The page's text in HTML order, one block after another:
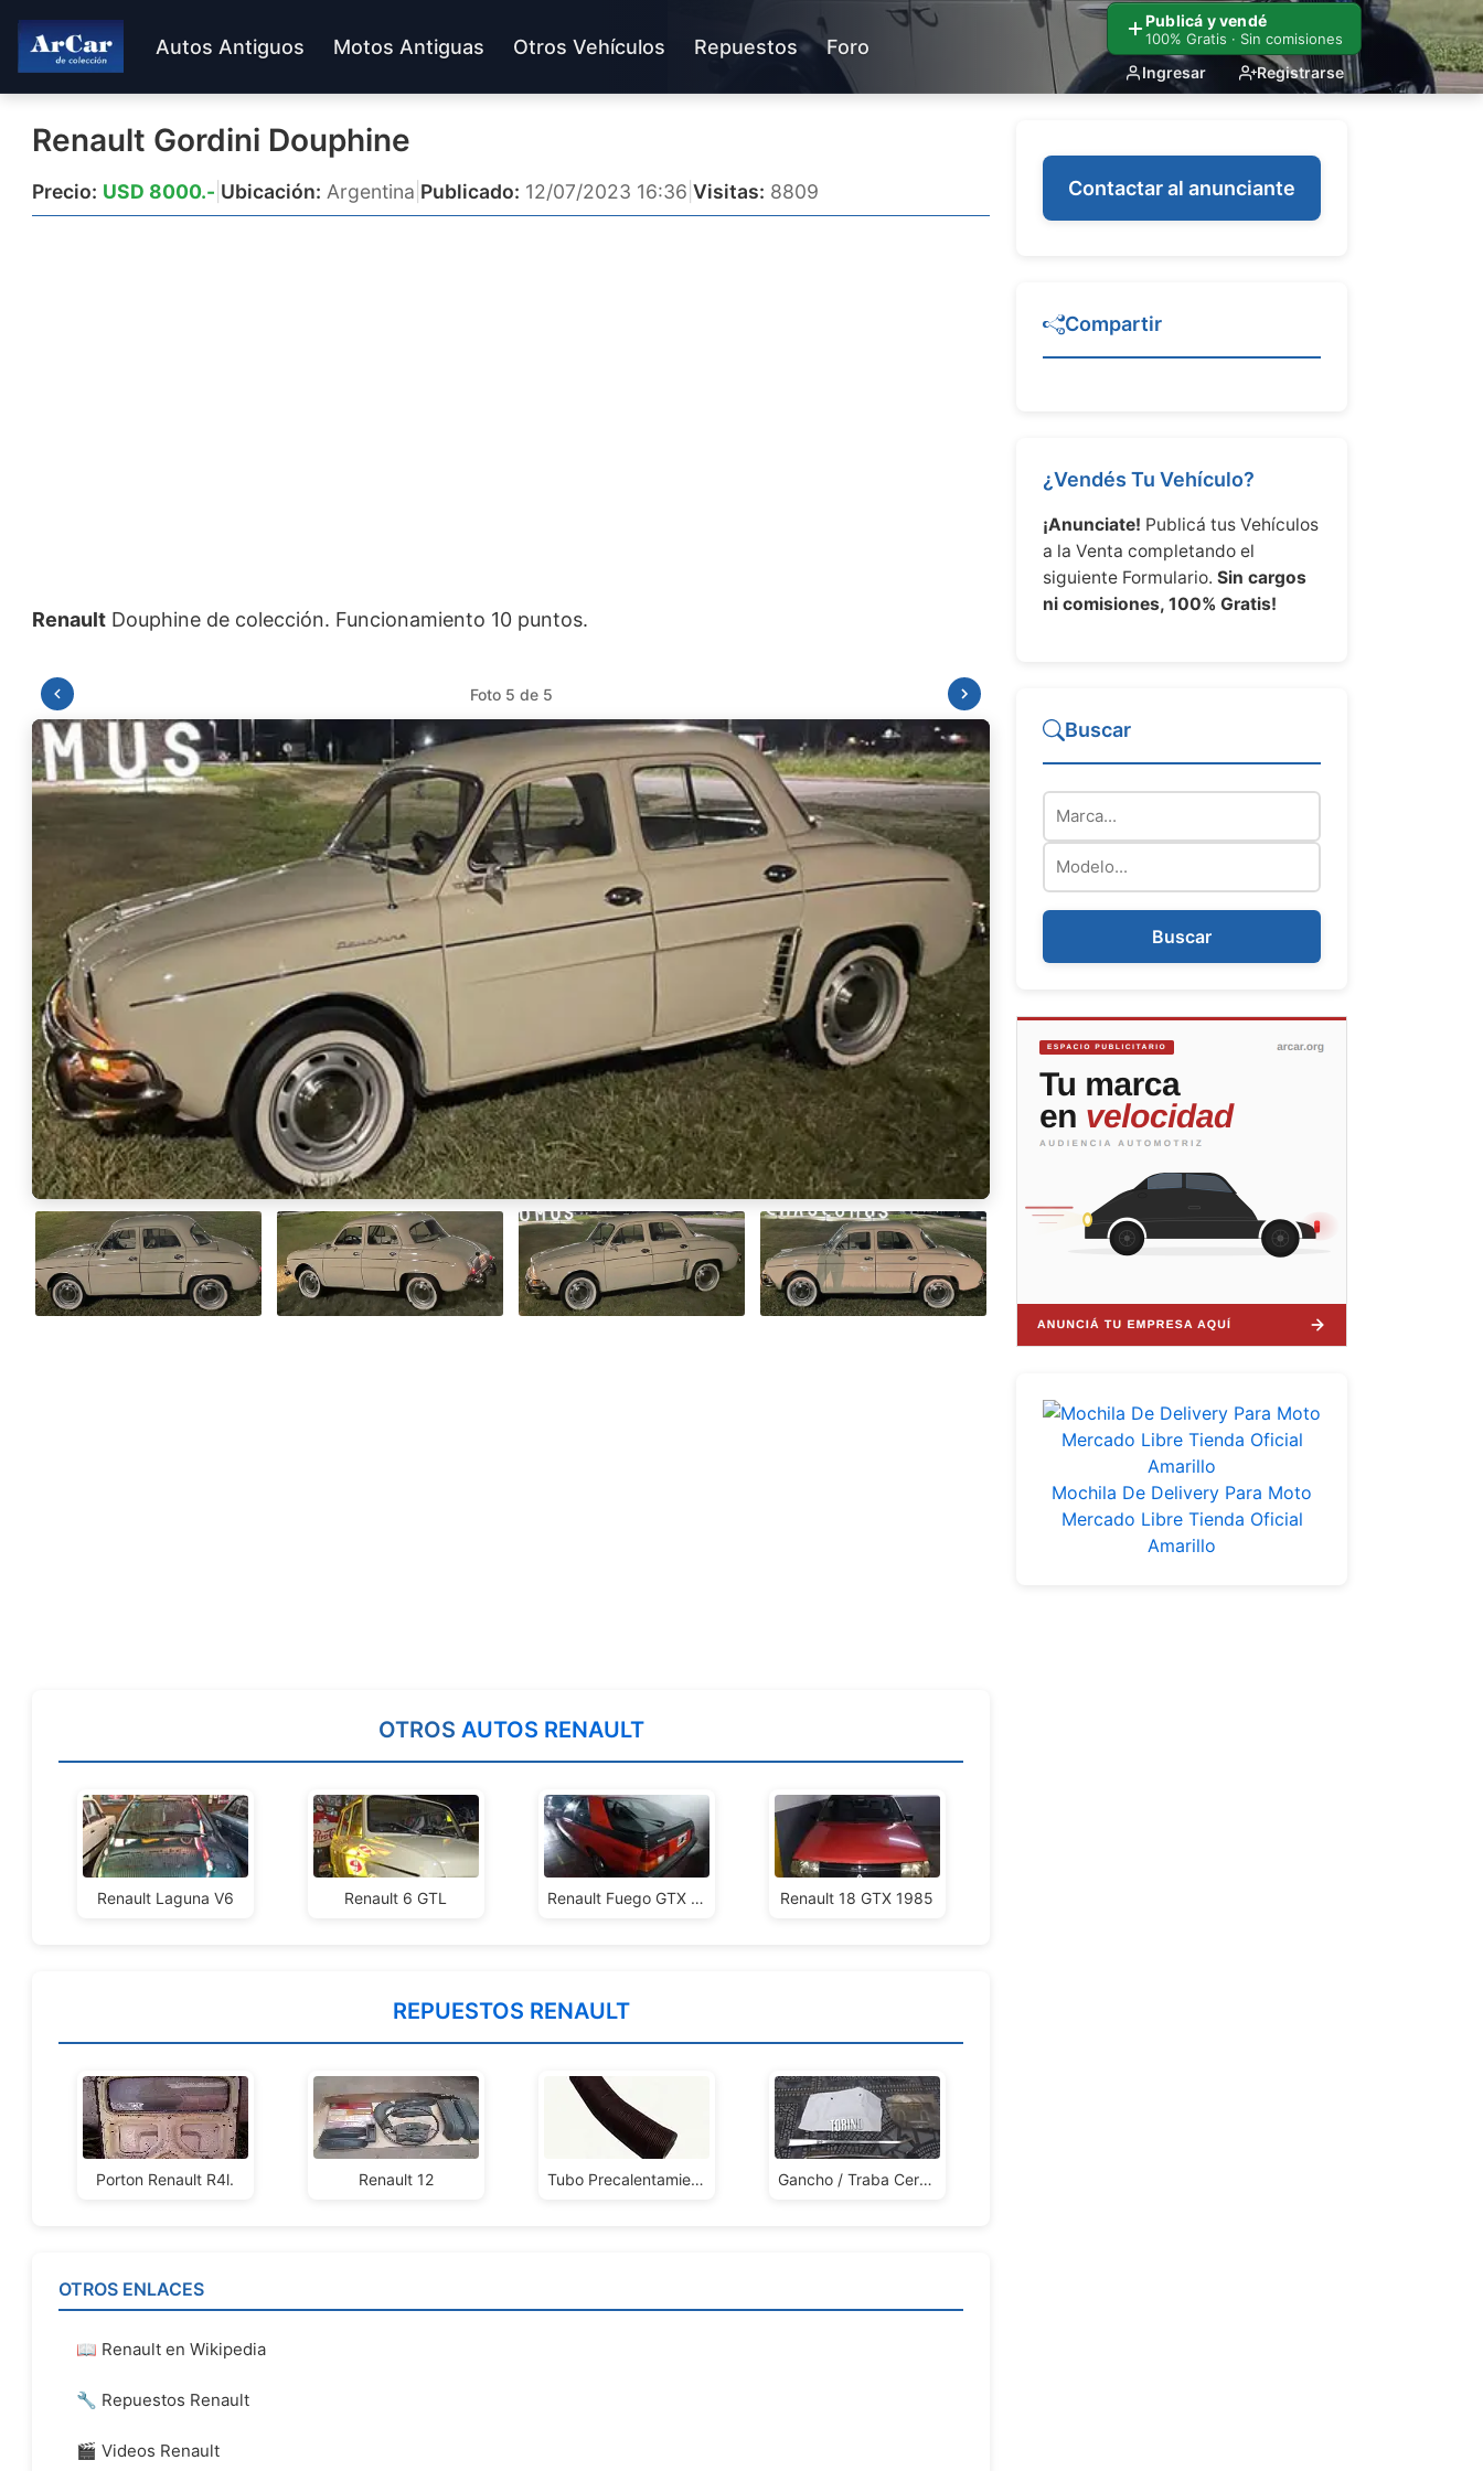
Publicá y vendé
100% Gratis · Sin comisiones
Ingresar Registrarse
Autos Antiguos Motos Antiguas Otros Vehículos Repuestos Foro
Renault Gordini Douphine
Precio: USD 8000.- Ubicación: Argentina Publicado: 12/07/2023 16:36 Visitas: 8809
Renault
Foto 1 de 5
Renault Laguna V6 Renault 6 GTL Renault Fuego GTX 2.0 1984 Renault 18 GTX 1985
Porton Renault R4l. Renault 12 Gancho / Traba Cerradura Tapa Baúl Torino, Nueva, Original, Impecable, En Bolsa Ika Renault
Contactar al anunciante
Compartir
¿Vendés Tu Vehículo?
¡Anunciate! Publicá tus Vehículos
a la Venta completando el
siguiente Formulario. Sin cargos
ni comisiones, 100% Gratis!
Buscar
Buscar
Mochila De Delivery Para Moto
Mercado Libre Tienda Oficial
Amarillo